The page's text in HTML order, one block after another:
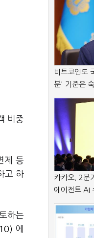
비중
제 등
고 하
하는
에
비트코인도
분' 기준은 숙
카카오, 2분
에이전트 AI